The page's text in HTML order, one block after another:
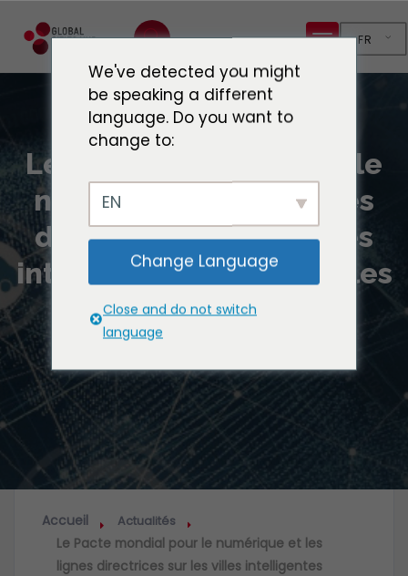
FR
Le Pacte mondial pour le
numérique et les lignes
directrices sur les villes
intelligentes axées sur les
personnes
Accueil Actualités
Le Pacte mondial pour le numérique et les
lignes directrices sur les villes intelligentes
We've detected you might
be speaking a different
language. Do you want to
change to:
EN
Change Language
Close and do not switch
language